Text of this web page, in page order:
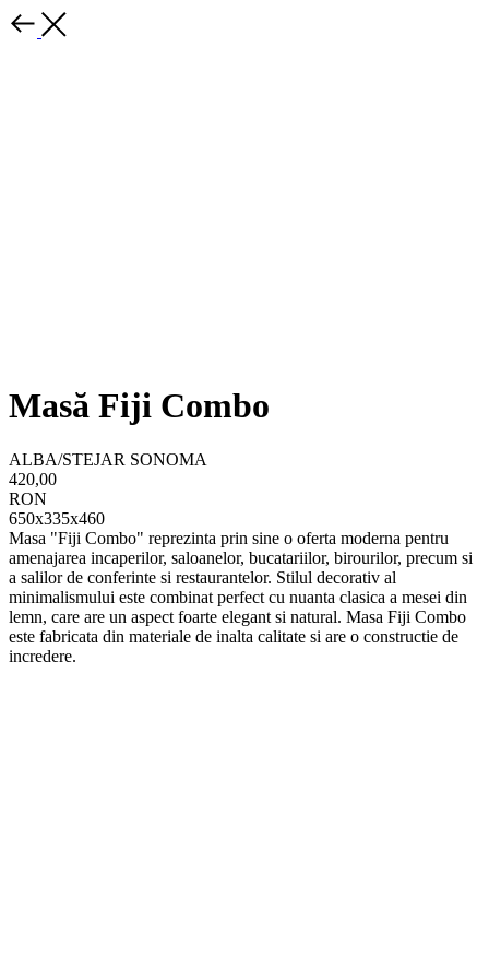
Masă Fiji Combo
ALBA/STEJAR SONOMA
420,00
RON
650x335x460
Masa "Fiji Combo" reprezinta prin sine o oferta moderna pentru
amenajarea incaperilor, saloanelor, bucatariilor, birourilor, precum si
a salilor de conferinte si restaurantelor. Stilul decorativ al
minimalismului este combinat perfect cu nuanta clasica a mesei din
lemn, care are un aspect foarte elegant si natural. Masa Fiji Combo
este fabricata din materiale de inalta calitate si are o constructie de
incredere.